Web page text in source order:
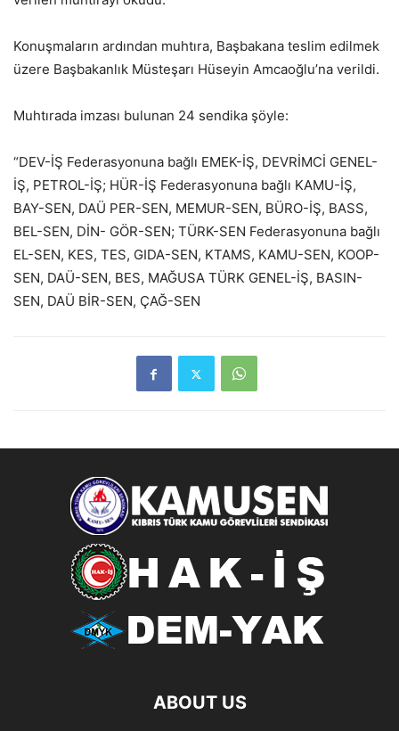
Konuşmaların ardından muhtıra, Başbakana teslim edilmek
üzere Başbakanlık Müsteşarı Hüseyin Amcaoğlu’na verildi.
Muhtırada imzası bulunan 24 sendika şöyle:
“DEV-İŞ Federasyonuna bağlı EMEK-İŞ, DEVRİMCİ GENEL-
İŞ, PETROL-İŞ; HÜR-İŞ Federasyonuna bağlı KAMU-İŞ,
BAY-SEN, DAÜ PER-SEN, MEMUR-SEN, BÜRO-İŞ, BASS,
BEL-SEN, DİN- GÖR-SEN; TÜRK-SEN Federasyonuna bağlı
EL-SEN, KES, TES, GIDA-SEN, KTAMS, KAMU-SEN, KOOP-
SEN, DAÜ-SEN, BES, MAĞUSA TÜRK GENEL-İŞ, BASIN-
SEN, DAÜ BİR-SEN, ÇAĞ-SEN
ABOUT US